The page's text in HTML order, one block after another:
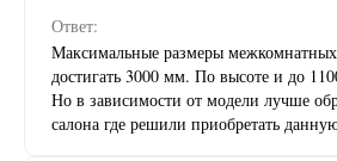
Ответ:
Максимальные размеры
достигать 3000 мм. По высоте и до
Но в зависимости от модели лучше
салона где решили приобретать